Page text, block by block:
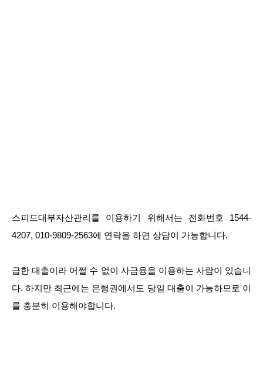
스피드대부자산관리를 이용하기 위해서는 전화번호 1544-
4207, 010-9809-2563에 연락을 하면 상담이 가능합니다.
급한 대출이라 어쩔 수 없이 사금융을 이용하는 사람이 있습니
다. 하지만 최근에는 은행권에서도 당일 대출이 가능하므로 이
를 충분히 이용해야합니다.